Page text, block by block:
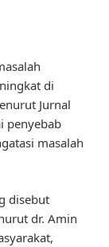
di
Jurnal
penyebab
masalah
disebut
dr. Amin